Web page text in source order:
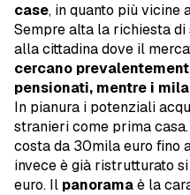
case, in quanto più vicine
Sempre alta la richiesta
alla cittadina dove il
cercano
pensionati, mentre i
In pianura i potenziali
stranieri come prima
costa da 30mila euro fino
invece è già ristrutturato
euro. Il panoramaè la